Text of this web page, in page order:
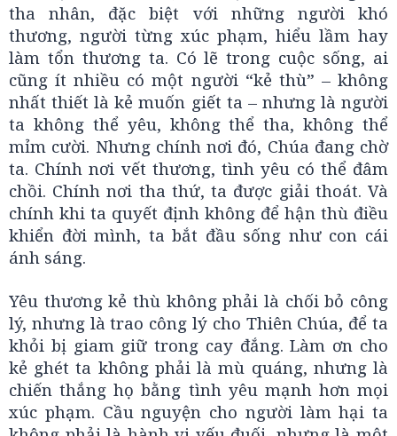
tha nhân, đặc biệt với những người khó
thương, người từng xúc phạm, hiểu lầm hay
làm tổn thương ta. Có lẽ trong cuộc sống, ai
cũng ít nhiều có một người “kẻ thù” – không
nhất thiết là kẻ muốn giết ta – nhưng là người
ta không thể yêu, không thể tha, không thể
mỉm cười. Nhưng chính nơi đó, Chúa đang chờ
ta. Chính nơi vết thương, tình yêu có thể đâm
chồi. Chính nơi tha thứ, ta được giải thoát. Và
chính khi ta quyết định không để hận thù điều
khiển đời mình, ta bắt đầu sống như con cái
ánh sáng.
Yêu thương kẻ thù không phải là chối bỏ công
lý, nhưng là trao công lý cho Thiên Chúa, để ta
khỏi bị giam giữ trong cay đắng. Làm ơn cho
kẻ ghét ta không phải là mù quáng, nhưng là
chiến thắng họ bằng tình yêu mạnh hơn mọi
xúc phạm. Cầu nguyện cho người làm hại ta